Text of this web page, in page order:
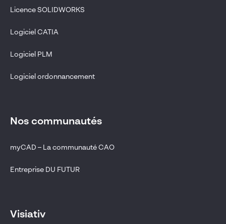
Licence SOLIDWORKS
Logiciel CATIA
Logiciel PLM
Logiciel ordonnancement
Nos communautés
myCAD – La communauté CAO
Entreprise DU FUTUR
Visiativ